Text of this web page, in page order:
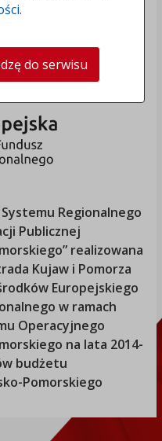
Regionalnego
Publicznej
” realizowana
Kujaw i Pomorza
Europejskiego
w ramach
Operacyjnego
na lata 2014-
budżetu
Pomorskiego
.
do serwisu